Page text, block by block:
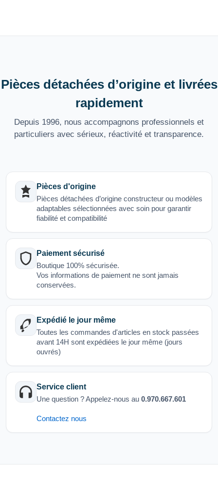
Pièces détachées d’origine et livrées
rapidement
Depuis 1996, nous accompagnons professionnels et
particuliers avec sérieux, réactivité et transparence.
Pièces d'origine
Pièces détachées d’origine constructeur ou modèles
adaptables sélectionnées avec soin pour garantir
fiabilité et compatibilité
Paiement sécurisé
Boutique 100% sécurisée.
Vos informations de paiement ne sont jamais
conservées.
Expédié le jour même
Toutes les commandes d'articles en stock passées
avant 14H sont expédiées le jour même (jours
ouvrés)
Service client
Une question ? Appelez-nous au 0.970.667.601
Contactez nous